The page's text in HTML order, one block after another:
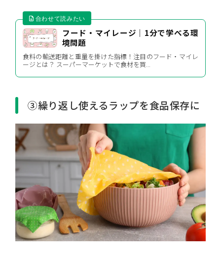
フード・マイレージ｜1分で学べる環
境問題
食料の輸送距離と重量を掛けた指標！注目のフード・マイレ
ージとは？ スーパーマーケットで食材を買...
③繰り返し使えるラップを食品保存に